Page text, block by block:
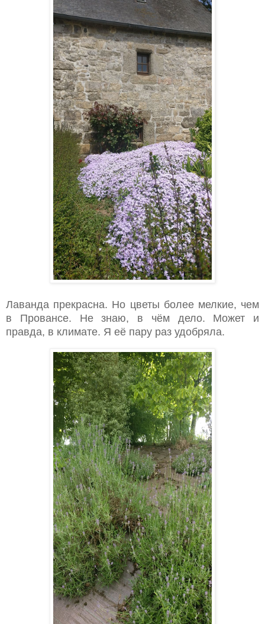
Лаванда прекрасна. Но цветы более мелкие, чем
в Провансе. Не знаю, в чём дело. Может и
правда, в климате. Я её пару раз удобряла.